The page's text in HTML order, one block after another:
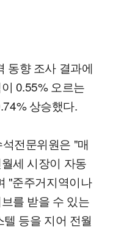
동향 조사 결과에
0.55% 오르는
상승했다.
전문위원은 "매
세 시장이 자동
"준주거지역이나
를 받을 수 있는
등을 지어 전월